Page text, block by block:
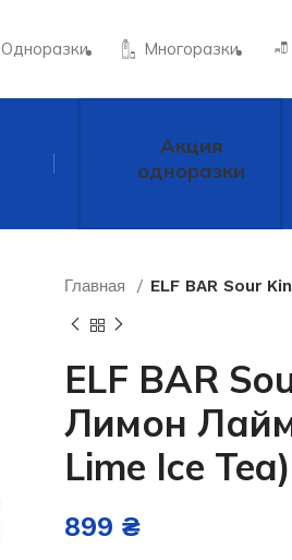
Одноразки Многоразки
Акция
одноразки
Главная ELF BAR Sour
ELF BAR
Лимон
Lime Ice Tea)
899 ₴